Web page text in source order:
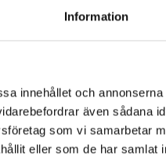
Information
innehållet och
även sådana
som vi samarbetar
eller som de har samlat
I lager
10 I lager
10 I lager